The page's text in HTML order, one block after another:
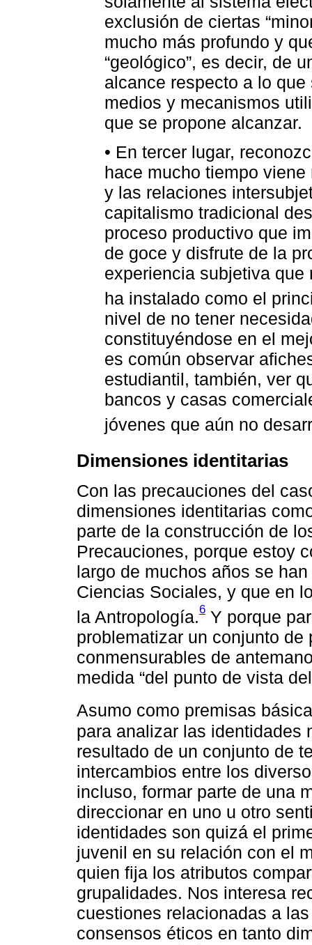
exclusión de ciertas
mucho más profundo y
“geológico”, es decir, de
alcance respecto a lo
medios y mecanismos
que se propone alcanzar.
• En tercer lugar,
hace mucho tiempo
y las relaciones
capitalismo tradicional
proceso productivo que
de goce y disfrute de la
experiencia subjetiva
ha instalado como el
nivel de no tener
constituyéndose en el
es común observar
estudiantil, también, ver
bancos y casas
jóvenes que aún no
Dimensiones identitarias
Con las precauciones del
dimensiones identitarias
parte de la construcción de
Precauciones, porque estoy
largo de muchos años se
Ciencias Sociales, y que en
la Antropología.6 Y porque
problematizar un conjunto de
conmensurables de
medida “del punto de vista
Asumo como premisas
para analizar las identidades
resultado de un conjunto de
intercambios entre los
incluso, formar parte de una
direccionar en uno u otro
identidades son quizá el
juvenil en su relación con el
quien fija los atributos
grupalidades. Nos interesa
cuestiones relacionadas a
consensos éticos en tanto